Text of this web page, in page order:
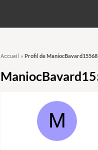
Accueil » Profil de
M